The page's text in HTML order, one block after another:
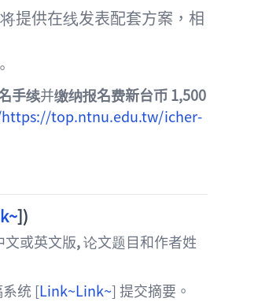
提供在线发表配套方案，相
手续并缴纳报名费新台币1,500
https://top.ntnu.edu.tw/icher-
])
或英文版,论文题目和作者姓
统 [Link~Link~] 提交摘要。